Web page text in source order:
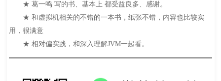
★ 葛一鸣 写的书、基本上 都受益良多、感谢。
★ 和虚拟机相关的不错的一本书，纸张不错，内容也比较实
用，很满意
★ 相对偏实践，和深入理解JVM一起看。